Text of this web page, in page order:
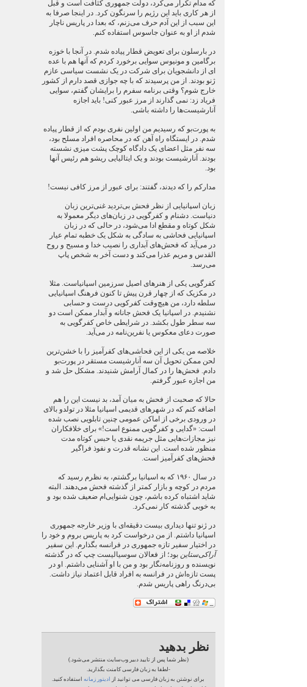
که مدام تکرار می‌کرد، دولت جمهوری کثافت است و قبل
از هر کاری باید این رژیم را سرنگون کرد. در اینجا صرفا به
این سبب از این آدم حرف می‌زنم، که بعدا در پاریس ناچار
شدم از او به عنوان جاسوس استفاده کنم.
در بارسلون برای تعویض قطار پیاده شدم. در آنجا با خوزه
برگامین و مونیوس سوایی برخورد کردم که آنها هم با عده
ای از دانشجویان برای شرکت در یک نشست سیاسی عازم
ژنو بودند. از من پرسیدند که با چه جوازی قصد دارم از کشور
خارج شوم؟ وقتی برنامه سفرم را برایشان گفتم، سوایی
فریاد زد: نمی گذارند از مرز عبور کنی! باید اجازه
آنارشیست‌ها را داشته باشی.
به پورت‌بو که رسیدیم من اولین نفری بودم که از قطار پیاده
شدم. در ایستگاه راه آهن که در محاصره افراد مسلح بود،
سه نفر مثل اعضای یک دادگاه کوچک پشت میزی نشسته
بودند. آنارشیست بودند و یک ایتالیایی ریشو هم رئیس آنها
بود.
مدارکم را که دیدند، گفتند: برای عبور از مرز کافی نیست!
زبان اسپانیایی از نظر فحش بی‌تردید غنی‌ترین زبان
دنیاست. دشنام و کفرگویی در زبان‌های دیگر معمولا به
شکل کوتاه و مقطع ادا می‌شود، در حالی که در زبان
اسپانیایی فحاشی به سادگی به شکل یک خطبه تمام عیار
در می‌آید که فحش‌های آبداری را نصیب خدا و مسیح و روح
القدس و مریم عذرا می‌کند و دست آخر به شخص پاپ
می‌رسد.
کفرگویی یکی از هنرهای اصیل سرزمین اسپانیاست. مثلا
در مکزیک که از چهار قرن پیش تا کنون فرهنگ اسپانیایی
سلطه دارد، من هیچ‌وقت کفرکویی درست و حسابی
نشنیدم. در اسپانیا یک فحش جانانه و آبدار ممکن است دو
سه سطر طول بکشد. در شرایطی خاص کفرگویی به
صورت دعای معکوس یا نفرین‌نامه در می‌آید.
خلاصه من یکی از این فحاشی‌های کفرآمیز را با خشن‌ترین
لحن ممکن تحویل آن سه آنارشیست مستقر در پورت‌بو
دادم. فحش‌ها را در کمال آرامش شنیدند. مشکل حل شد و
من اجازه عبور گرفتم.
حالا که صحبت از فحش به میان آمد، بد نیست این را هم
اضافه کنم که در شهرهای قدیمی اسپانیا مثلا در تولدو بالای
در ورودی برخی از اماکن عمومی چنین تابلویی نصب شده
است: «گدایی و کفرگویی ممنوع است!» برای خلافکاران
نیز مجازات‌هایی مثل جریمه نقدی یا حبس کوتاه مدت
منظور شده است. این نشانه قدرت و نفوذ فراگیر
فحش‌های کفرآمیز است.
در سال ۱۹۶۰ که به اسپانیا برگشتم، به نظرم رسید که
مردم در کوچه و بازار کمتر از گذشته فحش می‌دهند. البته
شاید اشتباه کرده باشم، چون شنوایی‌ام ضعیف شده بود و
به خوبی گذشته کار نمی‌کرد.
در ژنو تنها دیداری بیست دقیقه‌ای با وزیر خارجه جمهوری
اسپانیا داشتم. از من درخواست کرد به پاریس بروم و خود را
در اختیار سفیر تازه جمهوری در فرانسه بگذارم. این سفیر
آراکی‌ستاین بود؛ از فعالان سوسیالیست چپ که در گذشته
نویسنده و روزنامه‌نگار بود و من با او آشنایی داشتم. او در
پست تازه‌اش در فرانسه به افراد قابل اعتماد نیاز داشت.
بی‌درنگ راهی پاریس شدم.
نظر بدهید
(نظر شما پس از تایید دبیر وب‌سایت منتشر می‌شود.)
-لطفا به زبان فارسی کامنت بگذارید.
برای نوشتن به زبان فارسی می توانید از
ادیتور زمانه استفاده کنید.